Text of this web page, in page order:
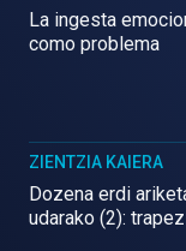
La ingesta
como problema
ZIENTZIA KAIERA
Dozena erdi
udarako (2):